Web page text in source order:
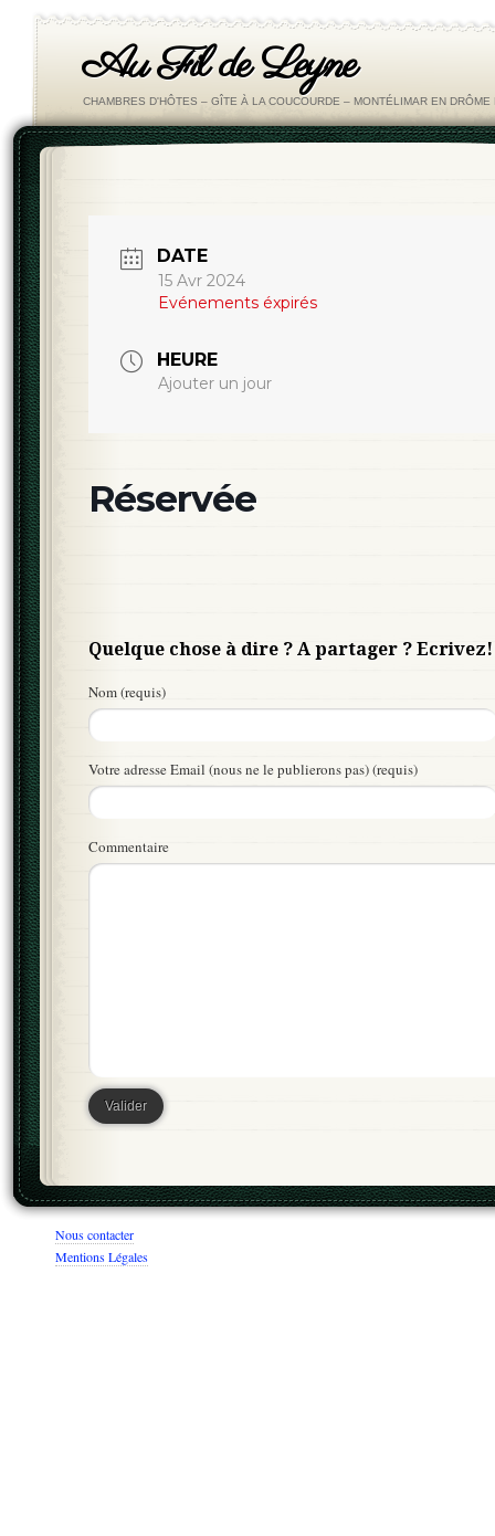
Au Fil de Leyne
CHAMBRES D'HÔTES – GÎTE À LA COUCOURDE – MONTÉLIMAR EN DRÔME
DATE
15 Avr 2024
Evénements éxpirés
HEURE
Ajouter un jour
Réservée
Quelque chose à dire ? A partager ? Ecrivez!
Nom (requis)
Votre adresse Email (nous ne le publierons pas) (requis)
Commentaire
Nous contacter
Mentions Légales